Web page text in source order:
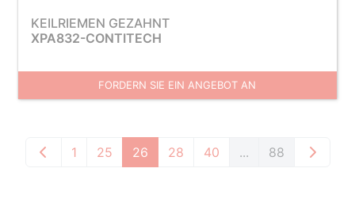
KEILRIEMEN GEZAHNT
XPA832-CONTITECH
FORDERN SIE EIN ANGEBOT AN
1 25 26 28 40 ... 88